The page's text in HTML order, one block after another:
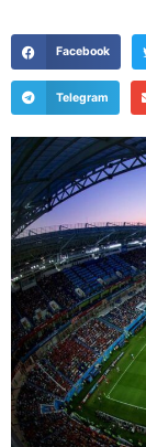
Facebook
Telegram